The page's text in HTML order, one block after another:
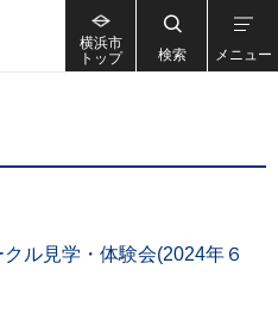
横浜市
トップ
検索 メニュー
ル見学・体験会(2024年６